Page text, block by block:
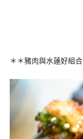
＊＊豬肉與水蓮好組合